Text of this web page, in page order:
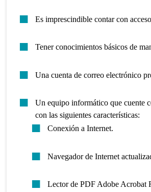
Es imprescindible contar con
Tener conocimientos básicos de
Una cuenta de correo electrónico
Un equipo informático que cuente
con las siguientes características:
Conexión a Internet.
Navegador de Internet
Lector de PDF Adobe Acrobat